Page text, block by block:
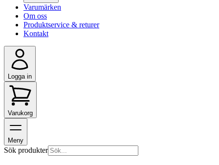
Varumärken
Om oss
Produktservice & returer
Kontakt
Logga in
Varukorg
Meny
Sök produkter